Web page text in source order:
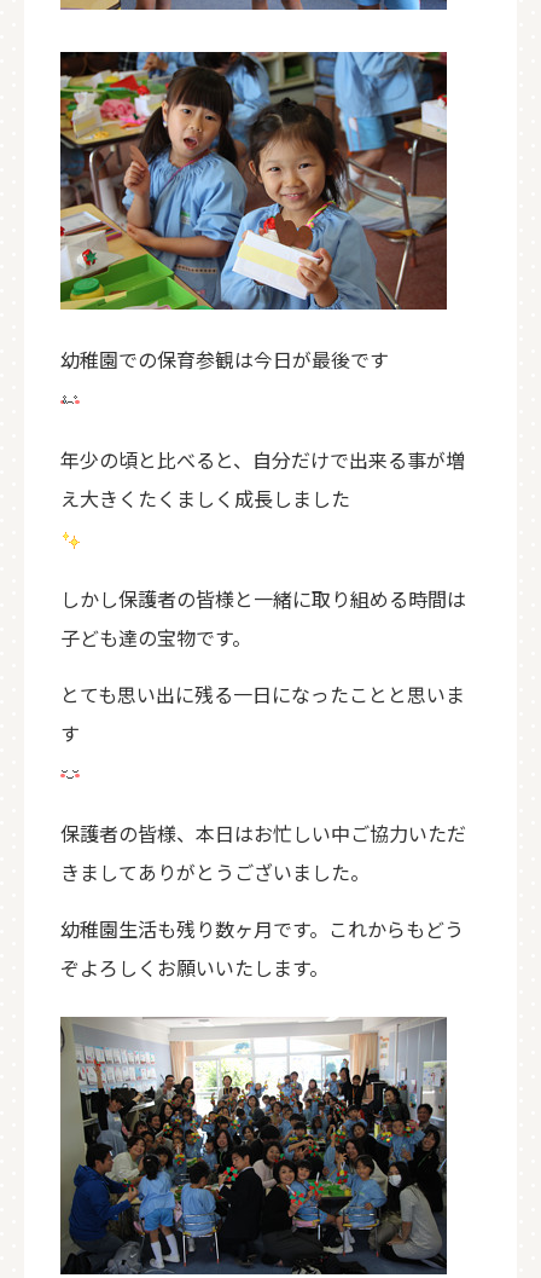
幼稚園での保育参観は今日が最後です
年少の頃と比べると、自分だけで出来る事が増
え大きくたくましく成長しました
しかし保護者の皆様と一緒に取り組める時間は
子ども達の宝物です。
とても思い出に残る一日になったことと思いま
す
保護者の皆様、本日はお忙しい中ご協力いただ
きましてありがとうございました。
幼稚園生活も残り数ヶ月です。これからもどう
ぞよろしくお願いいたします。